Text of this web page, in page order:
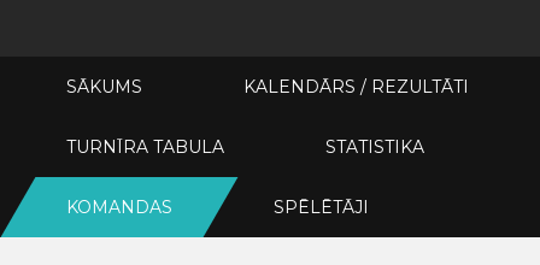
SĀKUMS KALENDĀRS / REZULTĀTI
TURNĪRA TABULA STATISTIKA
KOMANDAS SPĒLĒTĀJI